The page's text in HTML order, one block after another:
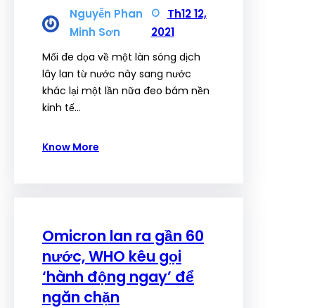
Nguyễn Phan
Minh Sơn
Th12 12,
2021
Mối đe dọa về một làn sóng dịch
lây lan từ nước này sang nước
khác lại một lần nữa đeo bám nền
kinh tế…
Know More
Omicron lan ra gần 60
nước, WHO kêu gọi
‘hành động ngay’ để
ngăn chặn